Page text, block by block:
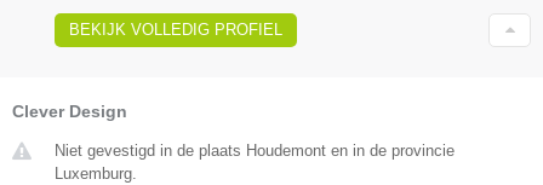
BEKIJK VOLLEDIG PROFIEL
Clever Design
Niet gevestigd in de plaats Houdemont en in de provincie
Luxemburg.